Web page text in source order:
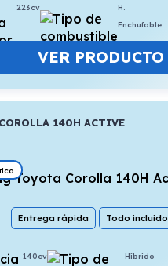
223cv
H.
Enchufable
VER PRODUCTO
140H ACTIVE
Entrega rápida Todo incluido
140cv Híbrido